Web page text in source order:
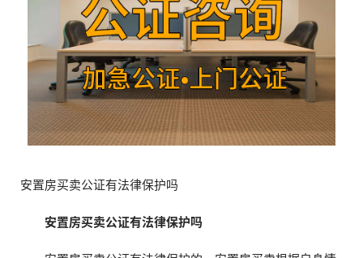
安置房买卖公证有法律保护吗
安置房买卖公证有法律保护吗